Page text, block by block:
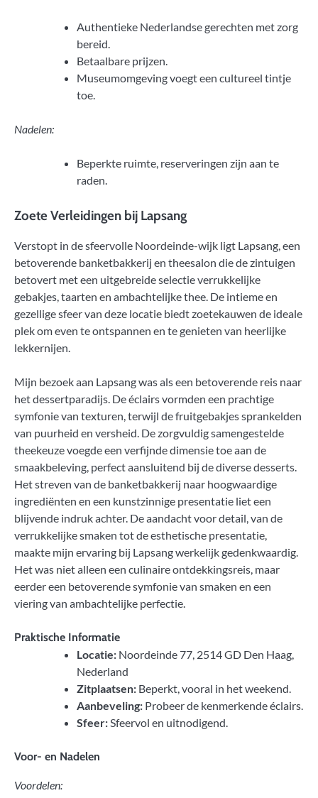
Authentieke Nederlandse gerechten met zorg
bereid.
Betaalbare prijzen.
Museumomgeving voegt een cultureel tintje
toe.
Nadelen:
Beperkte ruimte, reserveringen zijn aan te
raden.
Zoete Verleidingen bij Lapsang
Verstopt in de sfeervolle Noordeinde-wijk ligt Lapsang, een
betoverende banketbakkerij en theesalon die de zintuigen
betovert met een uitgebreide selectie verrukkelijke
gebakjes, taarten en ambachtelijke thee. De intieme en
gezellige sfeer van deze locatie biedt zoetekauwen de ideale
plek om even te ontspannen en te genieten van heerlijke
lekkernijen.
Mijn bezoek aan Lapsang was als een betoverende reis naar
het dessertparadijs. De éclairs vormden een prachtige
symfonie van texturen, terwijl de fruitgebakjes sprankelden
van puurheid en versheid. De zorgvuldig samengestelde
theekeuze voegde een verfijnde dimensie toe aan de
smaakbeleving, perfect aansluitend bij de diverse desserts.
Het streven van de banketbakkerij naar hoogwaardige
ingrediënten en een kunstzinnige presentatie liet een
blijvende indruk achter. De aandacht voor detail, van de
verrukkelijke smaken tot de esthetische presentatie,
maakte mijn ervaring bij Lapsang werkelijk gedenkwaardig.
Het was niet alleen een culinaire ontdekkingsreis, maar
eerder een betoverende symfonie van smaken en een
viering van ambachtelijke perfectie.
Praktische Informatie
Locatie: Noordeinde 77, 2514 GD Den Haag,
Nederland
Zitplaatsen: Beperkt, vooral in het weekend.
Aanbeveling: Probeer de kenmerkende éclairs.
Sfeer:Sfeervol en uitnodigend.
Voor- en Nadelen
Voordelen: